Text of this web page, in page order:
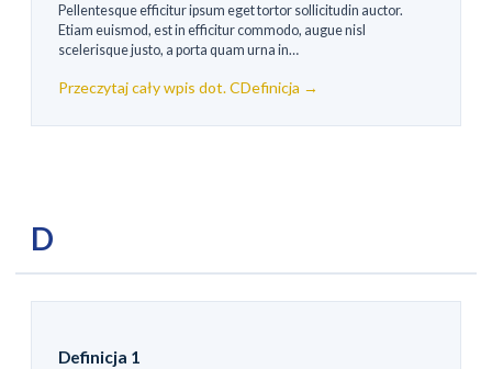
Pellentesque efficitur ipsum eget tortor sollicitudin auctor.
Etiam euismod, est in efficitur commodo, augue nisl
scelerisque justo, a porta quam urna in…
Przeczytaj cały wpis dot. CDefinicja →
D
Definicja 1